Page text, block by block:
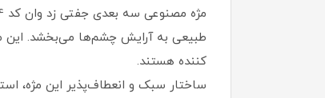
طبیعی به آرایش چشم‌ها می‌بخشد. این
کننده هستند.
ساختار سبک و انعطاف‌پذیر این مژه،